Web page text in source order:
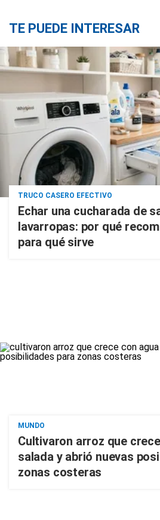
TE PUEDE INTERESAR
TRUCO CASERO EFECTIVO
Echar una cucharada de
lavarropas: por qué
para qué sirve
MUNDO
Cultivaron arroz que
salada y abrió nuevas
zonas costeras